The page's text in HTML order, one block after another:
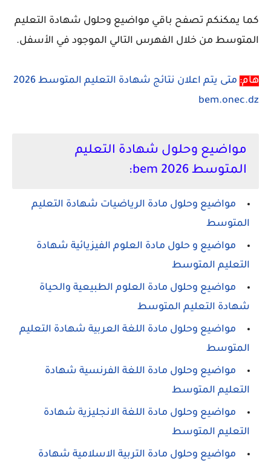
كما يمكنكم تصفح باقي مواضيع وحلول شهادة التعليم
المتوسط من خلال الفهرس التالي الموجود في الأسفل.
هام:
متى يتم اعلان نتائج شهادة التعليم المتوسط 2026
bem.onec.dz
مواضيع وحلول شهادة التعليم
المتوسط 2026 bem:
مواضيع وحلول مادة الرياضيات شهادة التعليم
المتوسط
مواضيع و حلول مادة العلوم الفيزيائية شهادة
التعليم المتوسط
مواضيع وحلول مادة العلوم الطبيعية والحياة
شهادة التعليم المتوسط
مواضيع وحلول مادة اللغة العربية شهادة التعليم
المتوسط
مواضيع وحلول مادة اللغة الفرنسية شهادة
التعليم المتوسط
مواضيع وحلول مادة اللغة الانجليزية شهادة
التعليم المتوسط
مواضيع وحلول مادة التربية الاسلامية شهادة